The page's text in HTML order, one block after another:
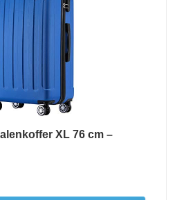
XL 76 cm –